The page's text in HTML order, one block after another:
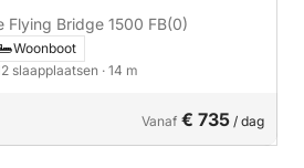
Flying Bridge 1500 FB(0)
Woonboot
slaapplaatsen · 14 m
Vanaf € 735 / dag